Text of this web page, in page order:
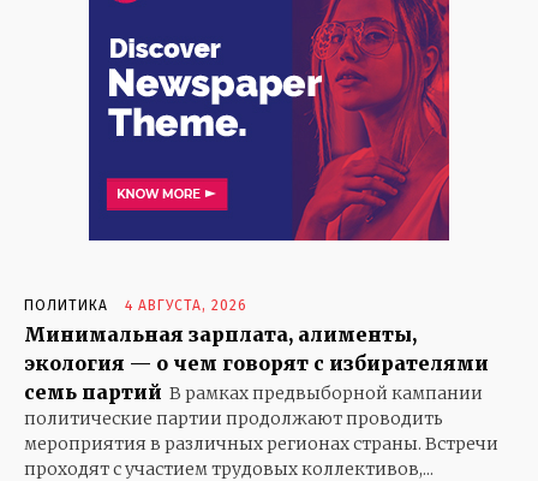
RUS
ОБЩЕСТВО
ПОЛИТИКА
КУЛЬТУРА
ЭКСКЛЮЗИВ
В МИРЕ
БАБУШКИНЫ СКАЗКИ
ПОЛИТИКА 4 АВГУСТА, 2026
Минимальная зарплата, алименты,
экология — о чем говорят с избирателями
семь партий В рамках предвыборной кампании
политические партии продолжают проводить
мероприятия в различных регионах страны. Встречи
проходят с участием трудовых коллективов,...